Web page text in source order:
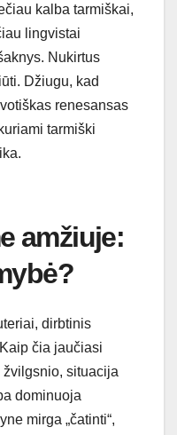
kalba tarmiškai,
lingvistai
Nukirtus
Džiugu, kad
renesansas
tarmiški
amžiuje:
dirbtinis
čia jaučiasi
situacija
dominuoja
mirga „čatinti“,